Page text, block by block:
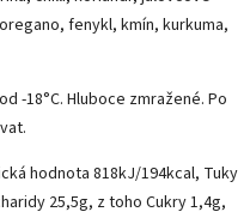
fenykl, kmín, kurkuma,
-18°C.Hluboce zmražené. Po
hodnota 818kJ/194kcal, Tuky
25,5g, z toho Cukry 1,4g,